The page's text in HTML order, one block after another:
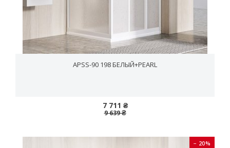
APSS-90 198 БЕЛЫЙ+PEARL
7 711 ₴
9 639 ₴
− 20%